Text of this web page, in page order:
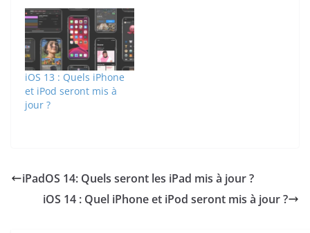
iOS 13 : Quels iPhone
et iPod seront mis à
jour ?
iPadOS 14: Quels seront les iPad mis à jour ?
iOS 14 : Quel iPhone et iPod seront mis à jour ?